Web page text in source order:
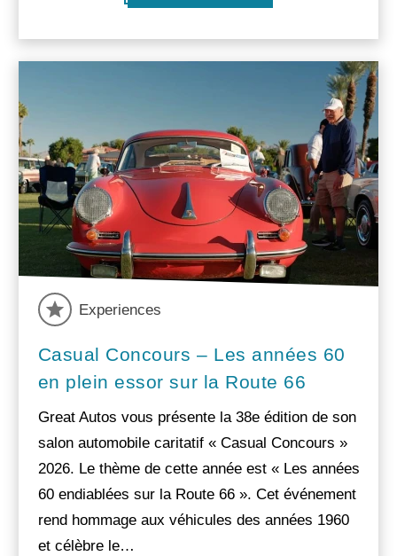
Experiences
Casual Concours – Les années 60
en plein essor sur la Route 66
Great Autos vous présente la 38e édition de son
salon automobile caritatif « Casual Concours »
2026. Le thème de cette année est « Les années
60 endiablées sur la Route 66 ». Cet événement
rend hommage aux véhicules des années 1960
et célèbre le…